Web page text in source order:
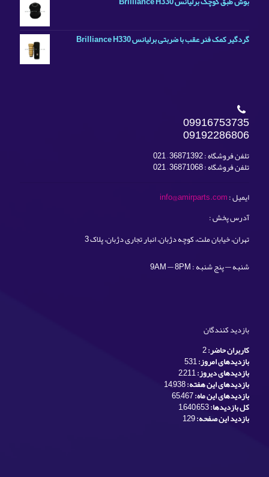
گردگیر کمک فنر عقب با ضربتی برلیانس Brilliance H330
09916753735
09192286806
تلفن فروشگاه : 36871392 – 021
تلفن فروشگاه : 36871068 – 021
ایمیل :info@amirparts.com
آدرس پخش :
تهران، خیابان ملت، کوچه دژبان، انبار تجاری دژبان، پلاک 3
شنبه — پنج شنبه : 9AM — 8PM
بازدید کنندگان
کاربران حاضر:2
بازدیدهای امروز:531
بازدیدهای دیروز:2,211
بازدیدهای این هفته:14,938
بازدیدهای این ماه:65,467
کل بازدیدها:1,640,653
بازدید این صفحه:129